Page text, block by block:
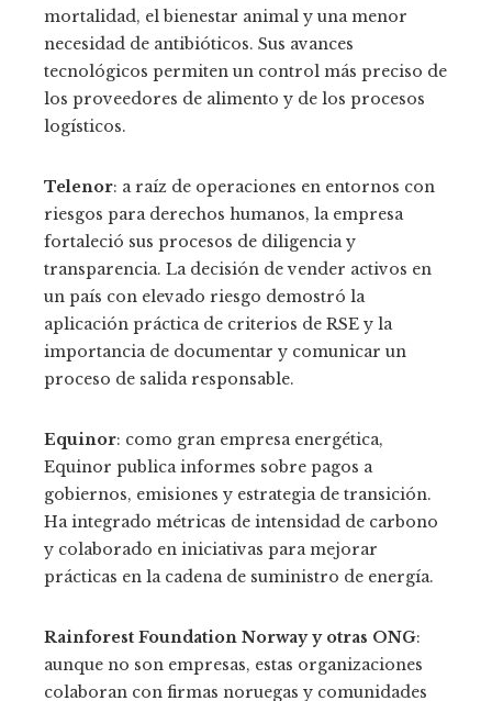
mortalidad, el bienestar animal y una menor
necesidad de antibióticos. Sus avances
tecnológicos permiten un control más preciso de
los proveedores de alimento y de los procesos
logísticos.
Telenor: a raíz de operaciones en entornos con
riesgos para derechos humanos, la empresa
fortaleció sus procesos de diligencia y
transparencia. La decisión de vender activos en
un país con elevado riesgo demostró la
aplicación práctica de criterios de RSE y la
importancia de documentar y comunicar un
proceso de salida responsable.
Equinor: como gran empresa energética,
Equinor publica informes sobre pagos a
gobiernos, emisiones y estrategia de transición.
Ha integrado métricas de intensidad de carbono
y colaborado en iniciativas para mejorar
prácticas en la cadena de suministro de energía.
Rainforest Foundation Norway y otras ONG:
aunque no son empresas, estas organizaciones
colaboran con firmas noruegas y comunidades